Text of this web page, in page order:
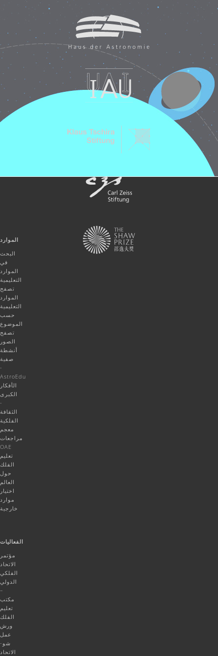
الموارد
البحث
في
الموارد
التعليمية
تصفح
الموارد
التعليمية
حسب
الموضوع
تصفح
الصور
أنشطة
صفية
-
AstroEdu
الأفكار
الكبرى
-
الثقافة
الفلكية
معجم
مراجعات
OAE
تعليم
الفلك
حول
العالم
اختيار
موارد
خارجية
الفعاليات
مؤتمر
الاتحاد
الفلكي
الدولي
–
مكتب
تعليم
الفلك
ورش
عمل
شو-
الاتحاد